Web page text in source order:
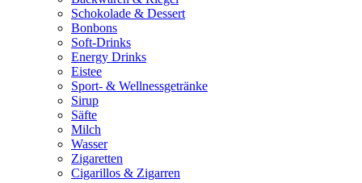
Schokolade & Dessert
Bonbons
Soft-Drinks
Energy Drinks
Eistee
Sport- & Wellnessgetränke
Sirup
Säfte
Milch
Wasser
Zigaretten
Cigarillos & Zigarren